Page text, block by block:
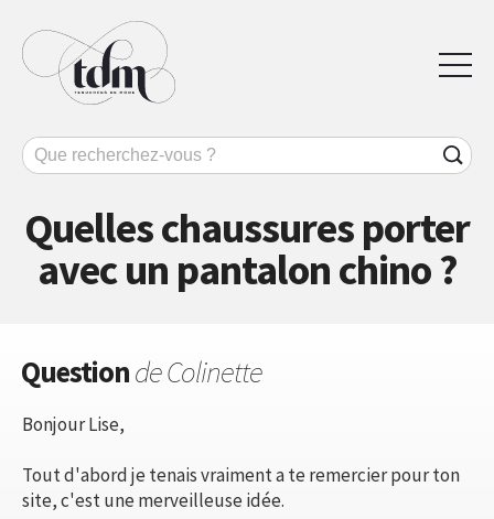
Quelles chaussures porter
avec un pantalon chino ?
Questionde Colinette
Bonjour Lise,
Tout d'abord je tenais vraiment a te remercier pour ton
site, c'est une merveilleuse idée.